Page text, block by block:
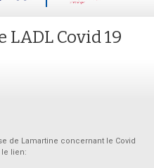
Covid 19
de Lamartine concernant le Covid
le lien: